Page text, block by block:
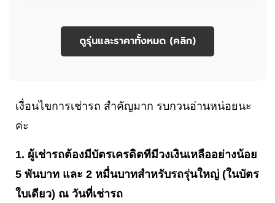
ดูรุ่นและราคาทั้งหมด (คลิก)
เงื่อนไขการเช่ารถ สำคัญมาก รบกวนอ่านหน่อยนะ
ค่ะ
1. ผู้เช่ารถต้องมีบัตรเครดิตทีมีวงเงินเหลืออย่างน้อย
5 พันบาท และ 2 หมื่นบาทสำหรับรถรุ่นใหญ่ (ในบัตร
ใบเดียว) ณ วันที่เช่ารถ